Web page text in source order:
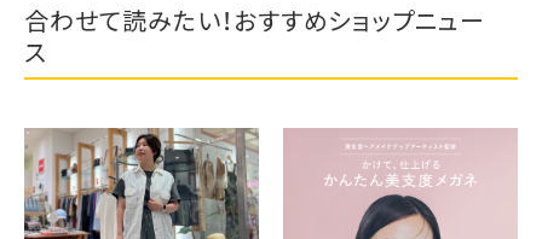
合わせて読みたい！おすすめショップニュー
ス